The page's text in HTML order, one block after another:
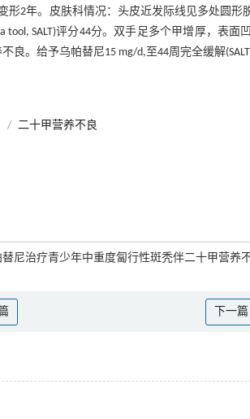
形2年。皮肤科情况：头皮近发际线见多处圆
tool, SALT)评分44分。双手足多个甲增厚，表
。给予乌帕替尼15 mg/d,至44周完全缓解
/ 二十甲营养不良
尼治疗青少年中重度匐行性斑秃伴二十甲营养
下一篇